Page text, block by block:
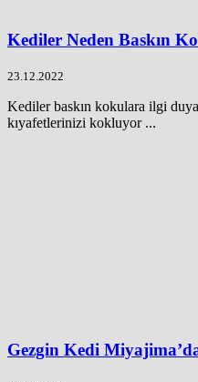
Kediler Neden Baskın
23.12.2022
Kediler baskın kokulara ilgi
kıyafetlerinizi kokluyor ...
Gezgin Kedi